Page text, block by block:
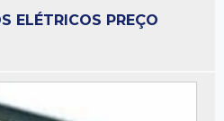
ELÉTRICOS PREÇO